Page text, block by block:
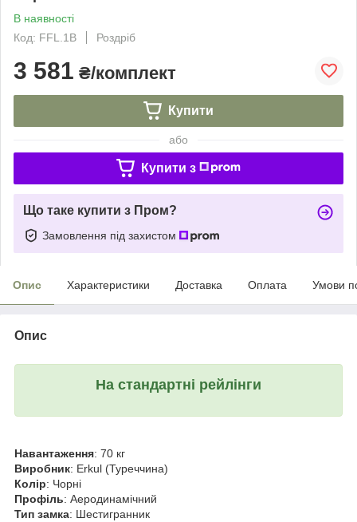
В наявності
Код: FFL.1B
Роздріб
3 581 ₴/комплект
Купити
або
Купити з
Що таке купити з Пром?
Замовлення під захистом
Опис Характеристики Доставка Оплата Умови
Опис
На стандартні рейлінги
Навантаження: 70 кг
Виробник: Erkul (Туреччина)
Колір: Чорні
Профіль: Аеродинамічний
Тип замка: Шестигранник